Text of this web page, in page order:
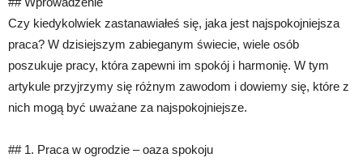
Czy kiedykolwiek zastanawiałeś się, jaka jest najspokojniejsza
praca? W dzisiejszym zabieganym świecie, wiele osób
poszukuje pracy, która zapewni im spokój i harmonię. W tym
artykule przyjrzymy się różnym zawodom i dowiemy się, które z
nich mogą być uważane za najspokojniejsze.
## 1. Praca w ogrodzie – oaza spokoju